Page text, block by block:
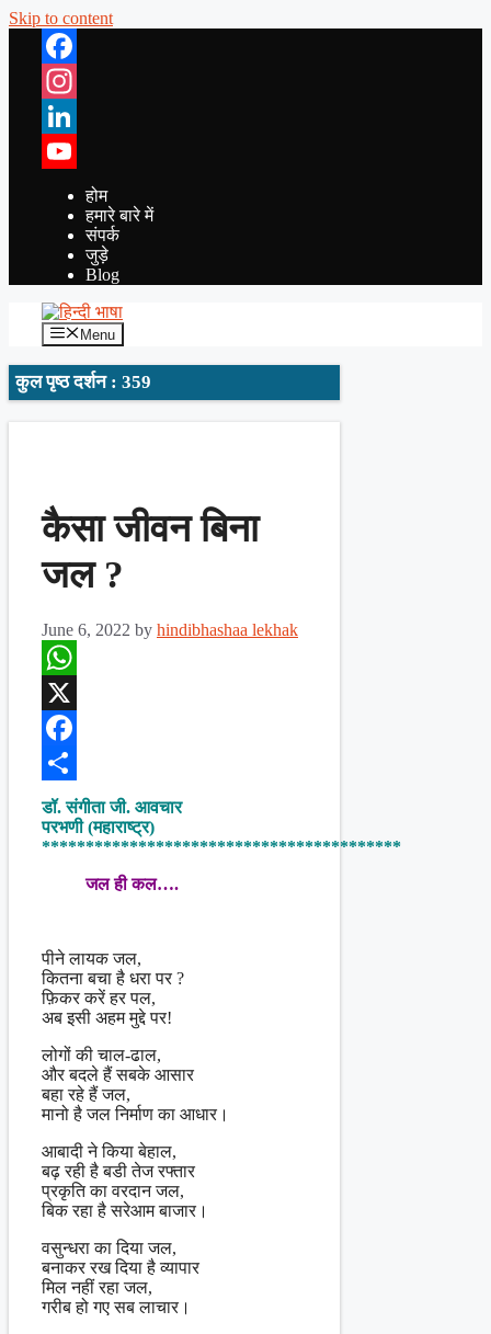
Skip to content
Facebook
Instagram
LinkedIn
YouTube
होम
हमारे बारे में
संपर्क
जुड़े
Blog
Menu
कुल पृष्ठ दर्शन : 359
कैसा जीवन बिना
जल ?
June 6, 2022 by hindibhashaa lekhak
WhatsApp
X
Facebook
Share
डॉ. संगीता जी. आवचार
परभणी (महाराष्ट्र)
*****************************************
जल ही कल….
पीने लायक जल,
कितना बचा है धरा पर ?
फ़िकर करें हर पल,
अब इसी अहम मुद्दे पर!
लोगों की चाल-ढाल,
और बदले हैं सबके आसार
बहा रहे हैं जल,
मानो है जल निर्माण का आधार।
आबादी ने किया बेहाल,
बढ़ रही है बडी तेज रफ्तार
प्रकृति का वरदान जल,
बिक रहा है सरेआम बाजार।
वसुन्धरा का दिया जल,
बनाकर रख दिया है व्यापार
मिल नहीं रहा जल,
गरीब हो गए सब लाचार।